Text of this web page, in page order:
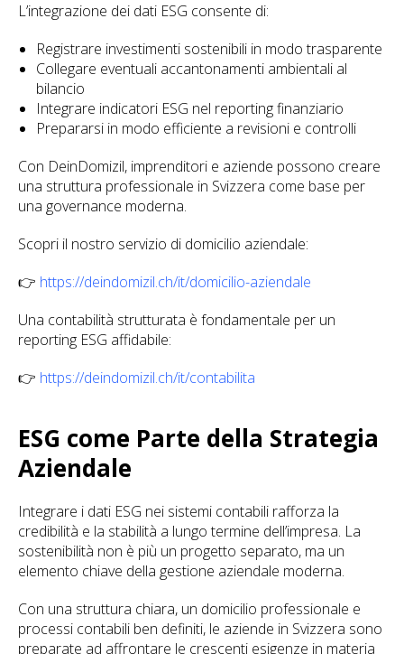
L’integrazione dei dati ESG consente di:
Registrare investimenti sostenibili in modo trasparente
Collegare eventuali accantonamenti ambientali al
bilancio
Integrare indicatori ESG nel reporting finanziario
Prepararsi in modo efficiente a revisioni e controlli
Con DeinDomizil, imprenditori e aziende possono creare
una struttura professionale in Svizzera come base per
una governance moderna.
Scopri il nostro servizio di domicilio aziendale:
👉 https://deindomizil.ch/it/domicilio-aziendale
Una contabilità strutturata è fondamentale per un
reporting ESG affidabile:
👉 https://deindomizil.ch/it/contabilita
ESG come Parte della Strategia
Aziendale
Integrare i dati ESG nei sistemi contabili rafforza la
credibilità e la stabilità a lungo termine dell’impresa. La
sostenibilità non è più un progetto separato, ma un
elemento chiave della gestione aziendale moderna.
Con una struttura chiara, un domicilio professionale e
processi contabili ben definiti, le aziende in Svizzera sono
preparate ad affrontare le crescenti esigenze in materia